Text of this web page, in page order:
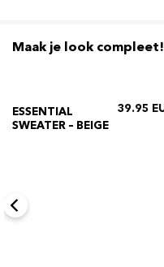
Maak je look compleet!
ESSENTIAL
SWEATER – BEIGE
39.95